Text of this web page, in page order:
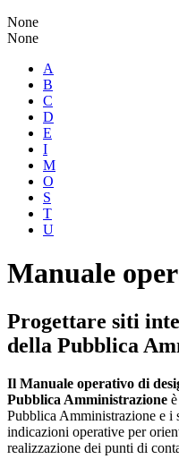
None
None
A
B
C
D
E
I
M
O
S
T
U
Manuale
Progettare siti
della Pubblica
Il Manuale operativo di
Pubblica Amministrazione
Pubblica Amministrazione e
indicazioni operative per
realizzazione dei punti di